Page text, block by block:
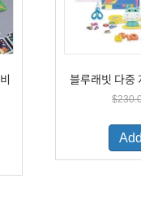
블루래빗 다중
$